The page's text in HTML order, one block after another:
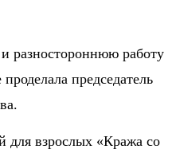
работу
председатель
для взрослых «Кража со